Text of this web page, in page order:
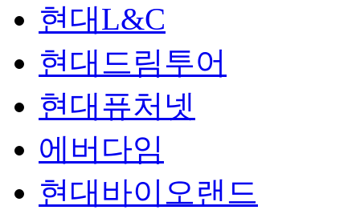
현대L&C
현대드림투어
현대퓨처넷
에버다임
현대바이오랜드